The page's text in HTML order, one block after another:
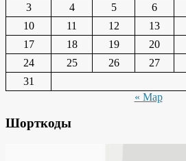
3
4 5 6
10
11 12 13
17
18 19 20
24
25 26 27
31
« Мар
Шорткоды